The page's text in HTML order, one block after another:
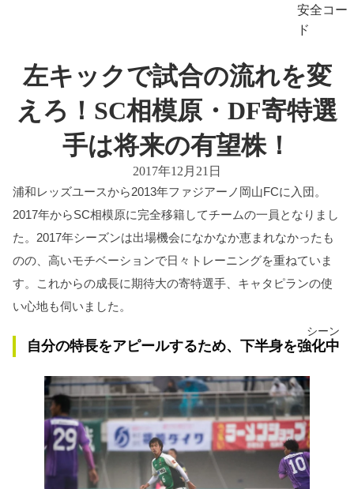
安全コー
ド
シーン
左キックで試合の流れを変
えろ！SC相模原・DF寄特選
手は将来の有望株！
2017年12月21日
浦和レッズユースから2013年ファジアーノ岡山FCに入団。
2017年からSC相模原に完全移籍してチームの一員となりまし
た。2017年シーズンは出場機会になかなか恵まれなかったも
のの、高いモチベーションで日々トレーニングを重ねていま
す。これからの成長に期待大の寄特選手、キャタピランの使
い心地も伺いました。
自分の特長をアピールするため、下半身を強化中